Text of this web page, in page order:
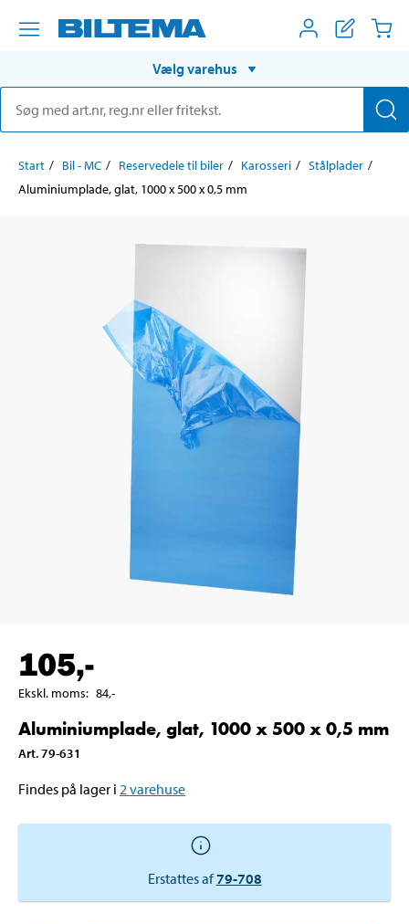
Vælg varehus
Start Bil - MC Reservedele til biler Karosseri
Stålplader
Aluminiumplade, glat, 1000 x 500 x 0,5 mm
105,-
Ekskl. moms: 84,-
Aluminiumplade, glat, 1000 x 500 x 0,5 mm
Art.79-631
Findes på lager i 2 varehuse
Erstattes af79-708